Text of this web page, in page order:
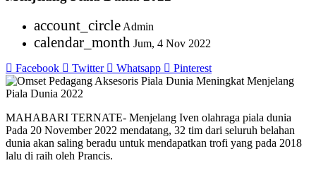
account_circleAdmin
calendar_month Jum, 4 Nov 2022
Facebook Twitter Whatsapp Pinterest
MAHABARI TERNATE- Menjelang Iven olahraga piala dunia
Pada 20 November 2022 mendatang, 32 tim dari seluruh belahan
dunia akan saling beradu untuk mendapatkan trofi yang pada 2018
lalu di raih oleh Prancis.